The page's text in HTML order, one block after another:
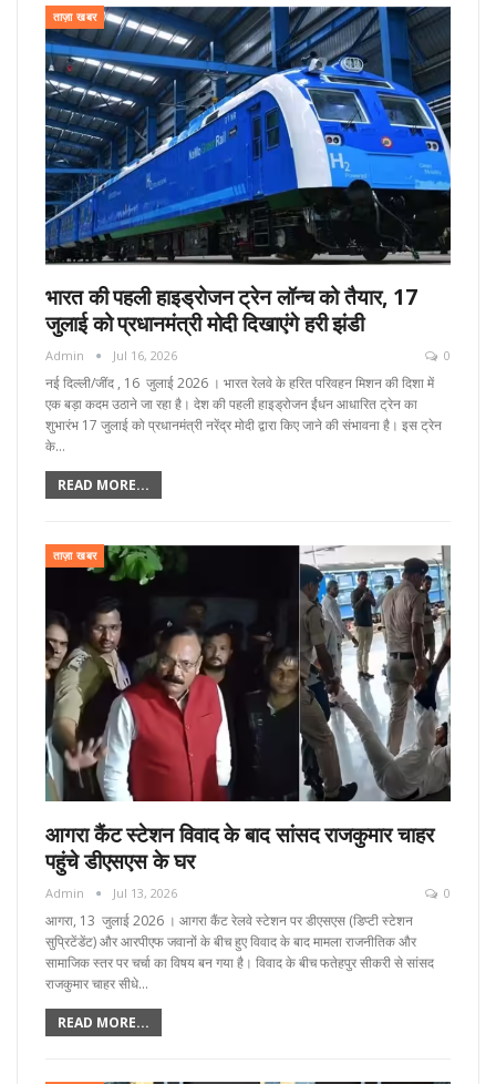
ताज़ा खबर
भारत की पहली हाइड्रोजन ट्रेन लॉन्च को तैयार, 17
जुलाई को प्रधानमंत्री मोदी दिखाएंगे हरी झंडी
Admin Jul 16, 2026 0
नई दिल्ली/जींद , 16 जुलाई 2026 । भारत रेलवे के हरित परिवहन मिशन की दिशा में
एक बड़ा कदम उठाने जा रहा है। देश की पहली हाइड्रोजन ईंधन आधारित ट्रेन का
शुभारंभ 17 जुलाई को प्रधानमंत्री नरेंद्र मोदी द्वारा किए जाने की संभावना है। इस ट्रेन
के…
READ MORE...
ताज़ा खबर
आगरा कैंट स्टेशन विवाद के बाद सांसद राजकुमार चाहर
पहुंचे डीएसएस के घर
Admin Jul 13, 2026 0
आगरा, 13 जुलाई 2026 । आगरा कैंट रेलवे स्टेशन पर डीएसएस (डिप्टी स्टेशन
सुप्रिटेंडेंट) और आरपीएफ जवानों के बीच हुए विवाद के बाद मामला राजनीतिक और
सामाजिक स्तर पर चर्चा का विषय बन गया है। विवाद के बीच फतेहपुर सीकरी से सांसद
राजकुमार चाहर सीधे…
READ MORE...